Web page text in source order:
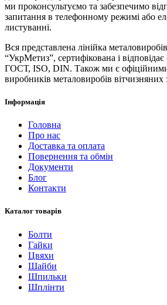
ми проконсультуємо та забезпечимо
запитання в телефонному режимі або
листуванні.
Вся представлена ​​лінійка
“УкрМетиз”, сертифікована і
ГОСТ, ISO, DIN. Також ми є
виробників металовиробів вітчизняних
Інформація
Головна
Про нас
Доставка та оплата
Повернення та обмін
Документи
Блог
Контакти
Каталог товарів
Болти
Гайки
Цвяхи
Шайби
Шпильки
Шплінти